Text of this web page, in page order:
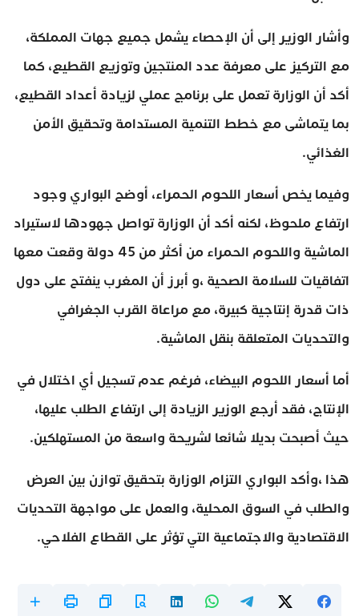
وأشار الوزير إلى أن الإحصاء يشمل جميع جهات المملكة،
مع التركيز على معرفة عدد المنتجين وتوزيع القطيع، كما
أكد أن الوزارة تعمل على برنامج عملي لزيادة أعداد القطيع،
بما يتماشى مع خطط التنمية المستدامة وتحقيق الأمن
الغذائي.
وفيما يخص أسعار اللحوم الحمراء، أوضح البواري وجود
ارتفاع ملحوظ، لكنه أكد أن الوزارة تواصل جهودها لاستيراد
الماشية واللحوم الحمراء من أكثر من 45 دولة وقعت معها
اتفاقيات للسلامة الصحية ،و أبرز أن المغرب ينفتح على دول
ذات قدرة إنتاجية كبيرة، مع مراعاة القرب الجغرافي
والتحديات المتعلقة بنقل الماشية.
أما أسعار اللحوم البيضاء، فرغم عدم تسجيل أي اختلال في
الإنتاج، فقد أرجع الوزير الزيادة إلى ارتفاع الطلب عليها،
حيث أصبحت بديلا شائعا لشريحة واسعة من المستهلكين.
هذا ،وأكد البواري التزام الوزارة بتحقيق توازن بين العرض
والطلب في السوق المحلية، والعمل على مواجهة التحديات
الاقتصادية والاجتماعية التي تؤثر على القطاع الفلاحي.